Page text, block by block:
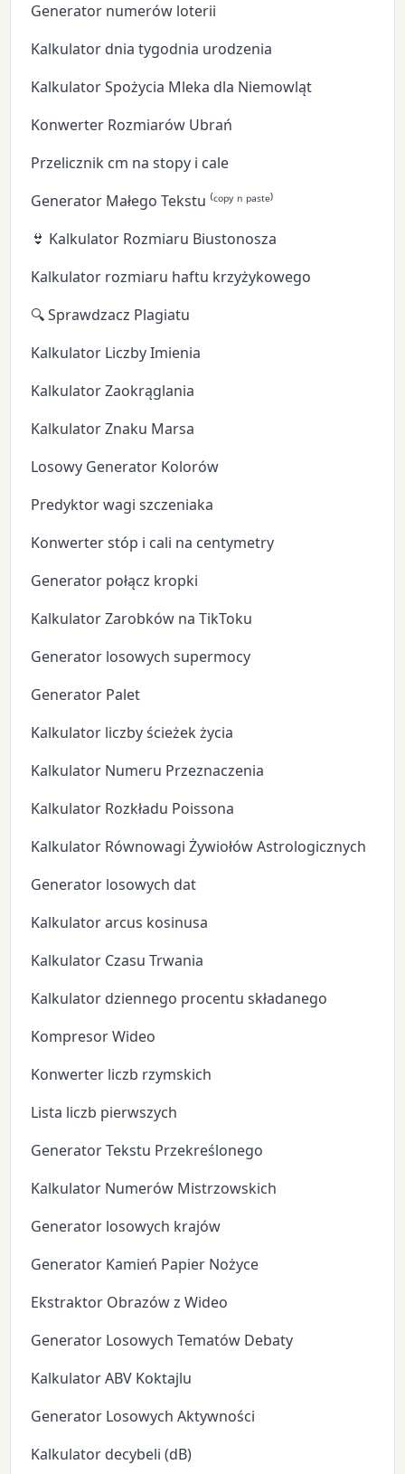
Generator numerów loterii
Kalkulator dnia tygodnia urodzenia
Kalkulator Spożycia Mleka dla Niemowląt
Konwerter Rozmiarów Ubrań
Przelicznik cm na stopy i cale
Generator Małego Tekstu ⁽ᶜᵒᵖʸ ⁿ ᵖᵃˢᵗᵉ⁾
👙 Kalkulator Rozmiaru Biustonosza
Kalkulator rozmiaru haftu krzyżykowego
🔍 Sprawdzacz Plagiatu
Kalkulator Liczby Imienia
Kalkulator Zaokrąglania
Kalkulator Znaku Marsa
Losowy Generator Kolorów
Predyktor wagi szczeniaka
Konwerter stóp i cali na centymetry
Generator połącz kropki
Kalkulator Zarobków na TikToku
Generator losowych supermocy
Generator Palet
Kalkulator liczby ścieżek życia
Kalkulator Numeru Przeznaczenia
Kalkulator Rozkładu Poissona
Kalkulator Równowagi Żywiołów Astrologicznych
Generator losowych dat
Kalkulator arcus kosinusa
Kalkulator Czasu Trwania
Kalkulator dziennego procentu składanego
Kompresor Wideo
Konwerter liczb rzymskich
Lista liczb pierwszych
Generator Tekstu Przekreślonego
Kalkulator Numerów Mistrzowskich
Generator losowych krajów
Generator Kamień Papier Nożyce
Ekstraktor Obrazów z Wideo
Generator Losowych Tematów Debaty
Kalkulator ABV Koktajlu
Generator Losowych Aktywności
Kalkulator decybeli (dB)